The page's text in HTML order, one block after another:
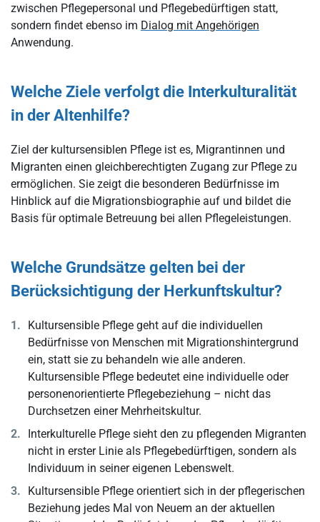
zwischen Pflegepersonal und Pflegebedürftigen statt,
sondern findet ebenso im Dialog mit Angehörigen
Anwendung.
Welche Ziele verfolgt die Interkulturalität
in der Altenhilfe?
Ziel der kultursensiblen Pflege ist es, Migrantinnen und
Migranten einen gleichberechtigten Zugang zur Pflege zu
ermöglichen. Sie zeigt die besonderen Bedürfnisse im
Hinblick auf die Migrationsbiographie auf und bildet die
Basis für optimale Betreuung bei allen Pflegeleistungen.
Welche Grundsätze gelten bei der
Berücksichtigung der Herkunftskultur?
Kultursensible Pflege geht auf die individuellen
Bedürfnisse von Menschen mit Migrationshintergrund
ein, statt sie zu behandeln wie alle anderen.
Kultursensible Pflege bedeutet eine individuelle oder
personenorientierte Pflegebeziehung – nicht das
Durchsetzen einer Mehrheitskultur.
Interkulturelle Pflege sieht den zu pflegenden Migranten
nicht in erster Linie als Pflegebedürftigen, sondern als
Individuum in seiner eigenen Lebenswelt.
Kultursensible Pflege orientiert sich in der pflegerischen
Beziehung jedes Mal von Neuem an der aktuellen